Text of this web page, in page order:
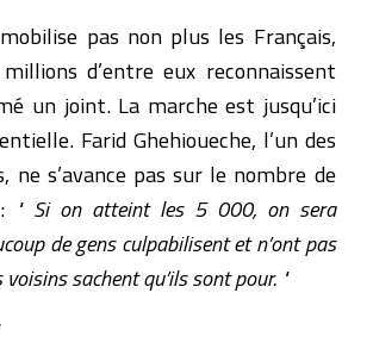
pas non plus les Français,
d’entre eux reconnaissent
un joint. La marche est jusqu’ici
Farid Ghehioueche, l’un des
ne s’avance pas sur le nombre de
" Si on atteint les 5 000, on sera
de gens culpabilisent et n’ont pas
sachent qu’ils sont pour. "